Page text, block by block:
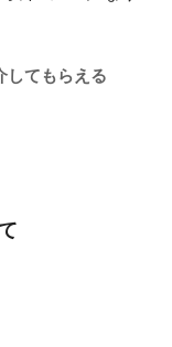
してもらえる